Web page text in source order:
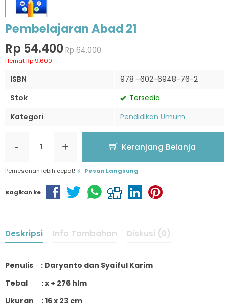
Pembelajaran Abad 21
Rp 54.400 Rp 64.000
Hemat Rp 9.600
ISBN
978 -602-6948-76-2
Stok
Tersedia
Kategori
Pendidikan Umum
- + Keranjang Belanja
Pemesanan lebih cepat! Pesan Langsung
Bagikan ke
Deskripsi Info Tambahan Diskusi (0)
Penulis : Daryanto dan Syaiful Karim
Tebal : x + 276 hlm
Ukuran : 16 x 23 cm